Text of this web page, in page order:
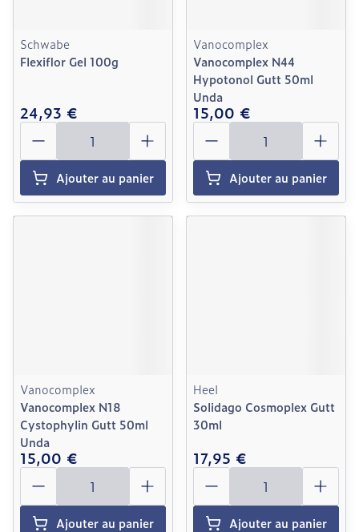
Schwabe
Flexiflor Gel 100g
24,93 €
Quantité
Ajouter au panier
Vanocomplex
Vanocomplex N44
Hypotonol Gutt 50ml
Unda
15,00 €
Quantité
Ajouter au panier
Vanocomplex
Vanocomplex N18
Cystophylin Gutt 50ml
Unda
15,00 €
Quantité
Ajouter au panier
Heel
Solidago Cosmoplex Gutt
30ml
17,95 €
Quantité
Ajouter au panier